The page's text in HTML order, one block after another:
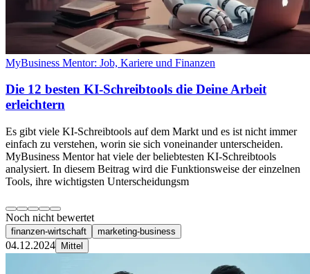
MyBusiness Mentor: Job, Kariere und Finanzen
Die 12 besten KI-Schreibtools die Deine Arbeit
erleichtern
Es gibt viele KI-Schreibtools auf dem Markt und es ist nicht immer
einfach zu verstehen, worin sie sich voneinander unterscheiden.
MyBusiness Mentor hat viele der beliebtesten KI-Schreibtools
analysiert. In diesem Beitrag wird die Funktionsweise der einzelnen
Tools, ihre wichtigsten Unterscheidungsm
Noch nicht bewertet
finanzen-wirtschaft marketing-business
04.12.2024 Mittel